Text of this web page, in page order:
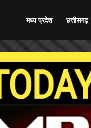
मध्य प्रदेश छत्तीसगढ़